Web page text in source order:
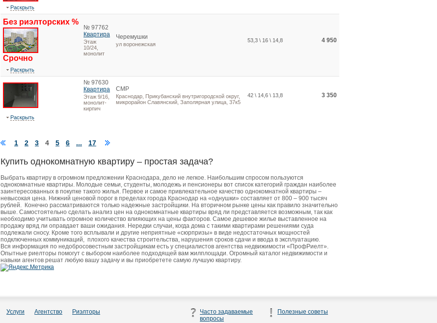
Раскрыть
Без риэлторских %
Срочно
№ 97762
Квартира
Этаж
10/24,
монолит
Черемушки
ул воронежская
53,3 \ 16 \ 14,8 4 950
Раскрыть
№ 97630
Квартира
Этаж 9/16,
монолит-
кирпич
СМР
Краснодар, Прикубанский внутригородской округ,
микрорайон Славянский, Заполярная улица, 37к5
42 \ 14,6 \ 13,8 3 350
Раскрыть
1 2 3 4 5 6 ... 17
Купить однокомнатную квартиру – простая задача?
Выбрать квартиру в огромном предложении Краснодара, дело не легкое. Наибольшим спросом пользуются
однокомнатные квартиры. Молодые семьи, студенты, молодежь и пенсионеры вот список категорий граждан наиболее
заинтересованных в покупке такого жилья. Первое и самое привлекательное качество однокомнатной квартиры –
невысокая цена. Нижний ценовой порог в пределах города Краснодар на «однушки» составляет от 800 – 900 тысяч
рублей. Конечно рассматриваются только надежные застройщики. На вторичном рынке цены как правило значительно
выше. Самостоятельно сделать анализ цен на однокомнатные квартиры вряд ли представляется возможным, так как
необходимо учитывать огромное количество влияющих на цены факторов. Самое дешевое жилье выставленное на
продажу вряд ли оправдает ваши ожидания. Нередки случаи, когда дома с такими квартирами решениями суда
подлежали сносу. Кроме того всплывали и другие неприятные «сюрпризы» в виде недостаточных мощностей
подключенных коммуникаций, плохого качества строительства, нарушения сроков сдачи и ввода в эксплуатацию.
Вся информация по недобросовестным застройщикам есть у специалистов агентства недвижимости «ПрофРиелт».
Опытные риелторы помогут с выбором наиболее подходящей вам жилплощади. Огромный каталог недвижимости и
навыки агентов решат любую вашу задачу и вы приобретете самую лучшую квартиру.
Услуги Агентство
Риэлторы
Часто задаваемые
вопросы
Полезные советы